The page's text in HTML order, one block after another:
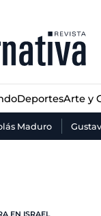
DeportesArte y
Maduro
Deportes Arte y